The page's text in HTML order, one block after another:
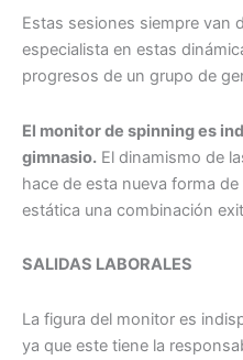
Estas sesiones siempre van
especialista en estas
progresos de un grupo de
El monitor de spinning es
gimnasio. El dinamismo de
hace de esta nueva forma
estática una combinación
SALIDAS LABORALES
La figura del monitor es
ya que este tiene la